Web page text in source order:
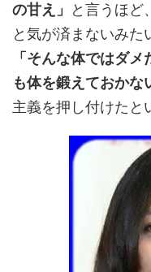
の甘え」
と言うほど
と気が済まないみた
「そんな体ではダ
も体を鍛えておかな
主義を押し付けたと